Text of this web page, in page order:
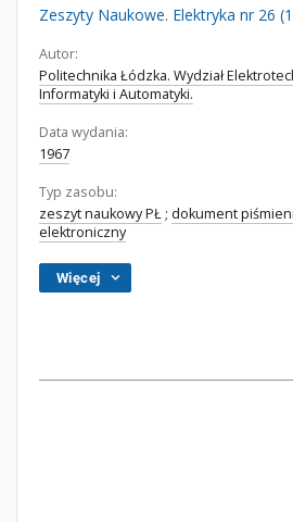
Zeszyty Naukowe. Elektryka nr 26
Autor:
Politechnika Łódzka. Wydział
Informatyki i Automatyki.
Data wydania:
1967
Typ zasobu:
zeszyt naukowy PŁ ; dokument
elektroniczny
Więcej